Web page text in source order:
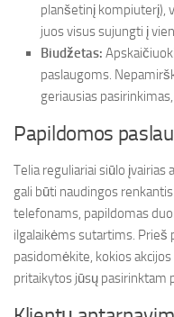
planšetinį kompiuterį),
juos visus sujungti į
Biudžetas:
paslaugoms.
geriausias
Papildomos
Telia reguliariai siūlo įvairias
gali būti naudingos
telefonams, papildomas
ilgalaikėms sutartims. Prieš
pasidomėkite, kokios
pritaikytos jūsų pasirinktam